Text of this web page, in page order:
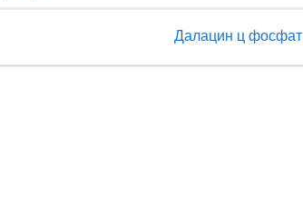
Далацин ц фосфат